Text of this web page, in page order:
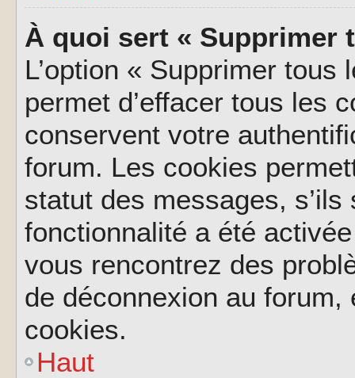
À quoi sert « Supprimer
L’option « Supprimer
permet d’effacer tous les
conservent votre
forum. Les cookies
statut des messages,
fonctionnalité a été
vous rencontrez des
de déconnexion au
cookies.
Haut